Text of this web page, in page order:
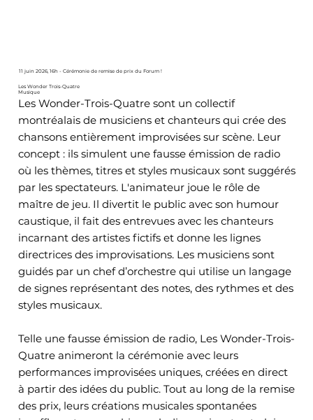
11 juin 2026, 16h - Cérémonie de remise de prix du Forum !
Les Wonder Trois-Quatre
Musique
Les Wonder-Trois-Quatre sont un collectif
montréalais de musiciens et chanteurs qui crée des
chansons entièrement improvisées sur scène. Leur
concept : ils simulent une fausse émission de radio
où les thèmes, titres et styles musicaux sont suggérés
par les spectateurs. L'animateur joue le rôle de
maître de jeu. Il divertit le public avec son humour
caustique, il fait des entrevues avec les chanteurs
incarnant des artistes fictifs et donne les lignes
directrices des improvisations. Les musiciens sont
guidés par un chef d’orchestre qui utilise un langage
de signes représentant des notes, des rythmes et des
styles musicaux.
Telle une fausse émission de radio, Les Wonder-Trois-
Quatre animeront la cérémonie avec leurs
performances improvisées uniques, créées en direct
à partir des idées du public. Tout au long de la remise
des prix, leurs créations musicales spontanées